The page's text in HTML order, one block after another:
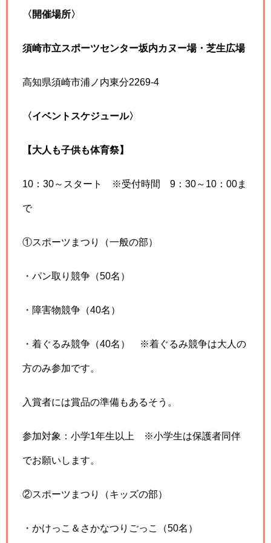
〈開催場所〉
須崎市立スポーツセンター坂内カヌー場・芝生広場
高知県須崎市浦ノ内東分2269-4
〈イベントスケジュール〉
【大人も子供も体育祭】
10：30～スタート ※受付時間 9：30～10：00ま
で
①スポーツまつり（一般の部）
・パン取り競争（50名）
・障害物競争（40名）
・着ぐるみ競争（40名） ※着ぐるみ競争は大人の
方のみ参加です。
入賞者には賞品の準備もあるそう。
参加対象：小学1年生以上 ※小学生は保護者同伴
でお願いします。
②スポーツまつり（キッズの部）
・かけっこ＆さかなつりごっこ（50名）